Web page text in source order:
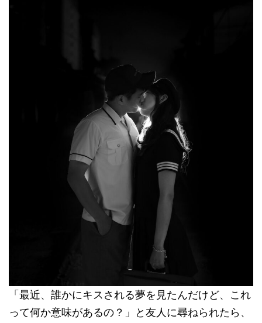
「最近、誰かにキスされる夢を見たんだけど、これ
って何か意味があるの？」と友人に尋ねられたら、